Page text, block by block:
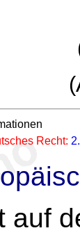
Recht:
auf